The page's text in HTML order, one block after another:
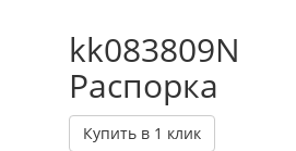
kk083809N
Распорка
Купить в 1 клик